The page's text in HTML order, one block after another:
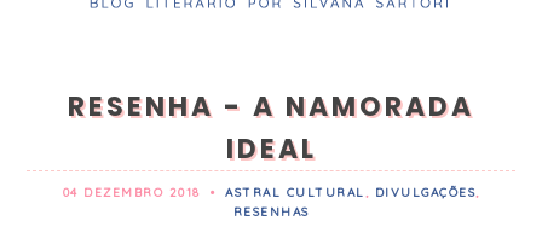
RESENHA - A NAMORADA
IDEAL
04 DEZEMBRO 2018 • ASTRAL CULTURAL, DIVULGAÇÕES,
RESENHAS